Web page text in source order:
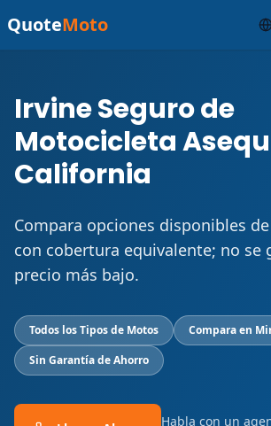
QuoteMoto
Irvine Seguro de
Motocicleta
California
Compara opciones disponibles
con cobertura equivalente; no se
precio más bajo.
Todos los Tipos de Motos
Compara en
Sin Garantía de Ahorro
Habla con un